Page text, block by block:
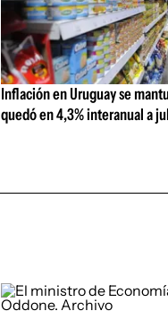
Inflación en Uruguay se
quedó en 4,3% interanual a